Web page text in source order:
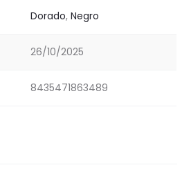
Dorado, Negro
26/10/2025
8435471863489